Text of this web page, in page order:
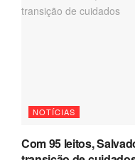
NOTÍCIAS
Com 95 leitos,